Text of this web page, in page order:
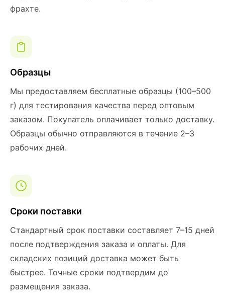
фрахте.
Образцы
Мы предоставляем бесплатные образцы (100–500
г) для тестирования качества перед оптовым
заказом. Покупатель оплачивает только доставку.
Образцы обычно отправляются в течение 2–3
рабочих дней.
Сроки поставки
Стандартный срок поставки составляет 7–15 дней
после подтверждения заказа и оплаты. Для
складских позиций доставка может быть
быстрее. Точные сроки подтвердим до
размещения заказа.